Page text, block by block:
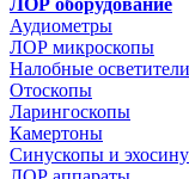
ЛОР оборудование
Аудиометры
ЛОР микроскопы
Налобные осветители
Отоскопы
Ларингоскопы
Камертоны
Синускопы и